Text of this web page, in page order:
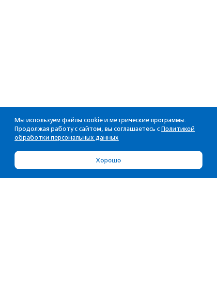
Мы используем файлы cookie и метрические программы.
Продолжая работу с сайтом, вы соглашаетесь с Политикой
обработки персональных данных
Хорошо